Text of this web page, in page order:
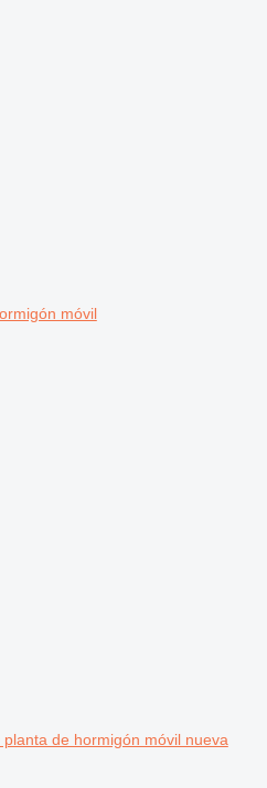
móvil
de hormigón móvil nueva